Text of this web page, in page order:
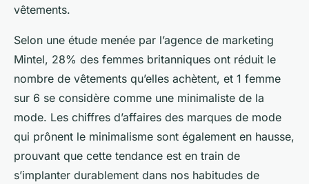
vêtements.
Selon une étude menée par l’agence de marketing
Mintel, 28% des femmes britanniques ont réduit le
nombre de vêtements qu’elles achètent, et 1 femme
sur 6 se considère comme une minimaliste de la
mode. Les chiffres d’affaires des marques de mode
qui prônent le minimalisme sont également en hausse,
prouvant que cette tendance est en train de
s’implanter durablement dans nos habitudes de